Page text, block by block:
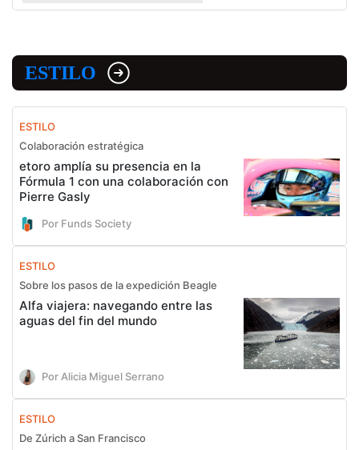
ESTILO
ESTILO
Colaboración estratégica
etoro amplía su presencia en la
Fórmula 1 con una colaboración con
Pierre Gasly
Por Funds Society
ESTILO
Sobre los pasos de la expedición Beagle
Alfa viajera: navegando entre las
aguas del fin del mundo
Por Alicia Miguel Serrano
ESTILO
De Zúrich a San Francisco